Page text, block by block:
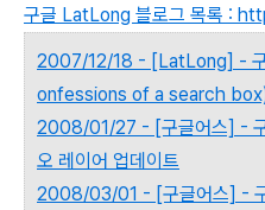
구글 LatLong 블로그 목록 :
2007/12/18 - [LatLong] - 구
onfessions of a search
2008/01/27 - [구글어스] - 구
오 레이어 업데이트
2008/03/01 - [구글어스] -